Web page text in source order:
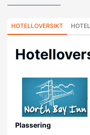
HOTELLOVERSIKT
Plassering